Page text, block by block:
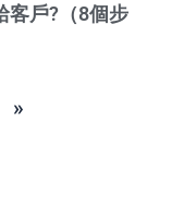
客戶?（8個步
»